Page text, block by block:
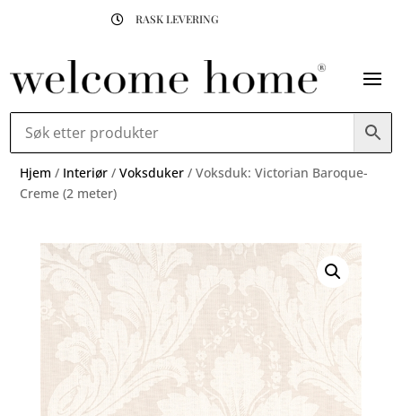
 RASK LEVERING
Hjem / Interiør /Voksduker / Voksduk: Victorian Baroque-
Creme (2 meter)